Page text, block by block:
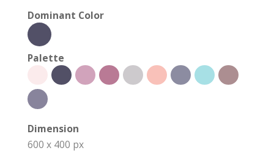
Dominant Color
Palette
Dimension
600 x 400 px